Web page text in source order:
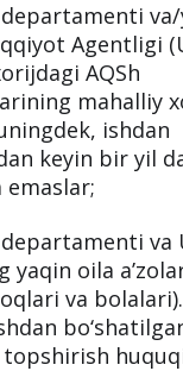
va/
Agentligi
AQSh
mahalliy
ishdan
keyin bir yil
emaslar;
va
oila
va bolalari).